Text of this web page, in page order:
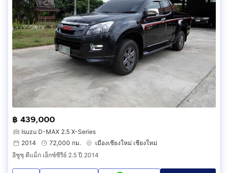
฿ 439,000
Isuzu D-MAX 2.5 X-Series
2014
72,000 กม.
เมืองเชียงใหม่ เชียงใหม่
อีซูซุ ดีแม็ก เอ็กซ์ซีรีย์ 2.5 ปี 2014